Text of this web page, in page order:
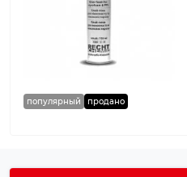
популярный продано